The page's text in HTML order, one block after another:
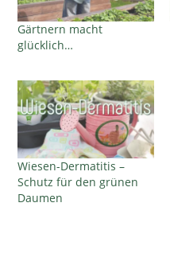
Gärtnern macht
glücklich…
Wiesen-Dermatitis –
Schutz für den grünen
Daumen